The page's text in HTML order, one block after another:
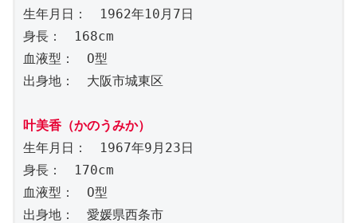
生年月日：　1962年10月7日
身長：　168cm
血液型：　O型
出身地：　大阪市城東区
叶美香（かのうみか）
生年月日：　1967年9月23日
身長：　170cm
血液型：　O型
出身地：　愛媛県西条市